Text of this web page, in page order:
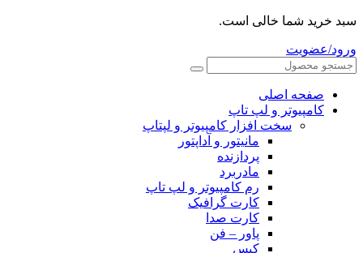
سبد خرید شما خالی است.
ورود/عضویت
صفحه اصلی
کامپیوتر و‌‌‌‌‌ لپ تاپ
سخت افزار کامپیوتر و لپتاپ
مانیتور و آداپتور
پردازنده
مادربرد
رم کامپیوتر و لپ تاپ
کارت گرافیک
کارت صدا
پاور – فن
کیس